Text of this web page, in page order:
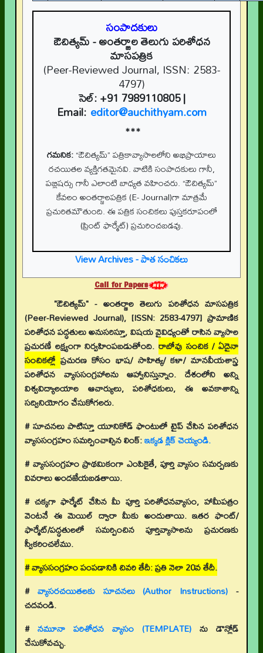
సంపాదకులు
ఔచిత్యమ్- అంతర్జాల తెలుగు పరిశోధన
మాసపత్రిక
(Peer-Reviewed Journal, ISSN: 2583-
4797)
సెల్:+91 7989110805|
Email: editor@auchithyam.com
***
గమనిక:“ఔచిత్యమ్” పత్రికావ్యాసాలలోని అభిప్రాయాలు
రచయితల వ్యక్తిగతమైనవి. వాటికి సంపాదకులు గానీ,
పబ్లిషర్సు గానీ ఎలాంటి బాధ్యత వహించరు. “ఔచిత్యమ్”
కేవలం అంతర్జాలపత్రిక (E- Journal)గా మాత్రమే
ప్రచురితమౌతుంది. ఈ పత్రిక సంచికలు పుస్తకరూపంలో
(ప్రింట్ ఫార్మేట్) ప్రచురించబడవు.
View Archives - పాత సంచికలు
Call for Papers
"ఔచిత్యమ్" - అంతర్జాల తెలుగు పరిశోధన మాసపత్రిక
(Peer-Reviewed Journal), [ISSN: 2583-4797] ప్రామాణిక
పరిశోధన పద్ధతులు అనుసరిస్తూ, విషయ వైవిధ్యంతో రాసిన వ్యాసాల
ప్రచురణే లక్ష్యంగా నిర్వహింపబడుతోంది. రాబోవు సంచిక / ఏదైనా
సంచికల్లో ప్రచురణ కోసం భాష/ సాహిత్య/ కళా/ మానవీయశాస్త్ర
పరిశోధన వ్యాససంగ్రహాలను ఆహ్వానిస్తున్నాం. దేశంలోని అన్ని
విశ్వవిద్యాలయాల ఆచార్యులు, పరిశోధకులు, ఈ అవకాశాన్ని
సద్వినియోగం చేసుకోగలరు.
# సూచనలు పాటిస్తూ యూనికోడ్ ఫాంటులో టైప్ చేసిన పరిశోధన
వ్యాససంగ్రహం సమర్పించాల్సిన లింక్:ఇక్కడ క్లిక్ చెయ్యండి.
# వ్యాససంగ్రహం ప్రాథమికంగా ఎంపికైతే, పూర్తి వ్యాసం సమర్పణకు
వివరాలు అందజేయబడతాయి.
# చక్కగా ఫార్మేట్ చేసిన మీ పూర్తి పరిశోధనవ్యాసం, హామీపత్రం
వెంటనే ఈ మెయిల్ ద్వారా మీకు అందుతాయి. ఇతర ఫాంట్/
ఫార్మేట్/పద్ధతులలో సమర్పించిన పూర్తివ్యాసాలను ప్రచురణకు
స్వీకరించలేము.
# వ్యాససంగ్రహం పంపడానికి చివరి తేదీ: ప్రతి నెలా 20వ తేదీ.
# వ్యాసరచయితలకు సూచనలు (Author Instructions) -
చదవండి.
# నమూనా పరిశోధన వ్యాసం (TEMPLATE) ను డౌన్లోడ్
చేసుకోవచ్చు.